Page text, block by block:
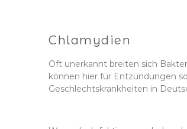
Chlamydien
Oft unerkannt breiten sich
können hier für Entzündungen
Geschlechtskrankheiten in